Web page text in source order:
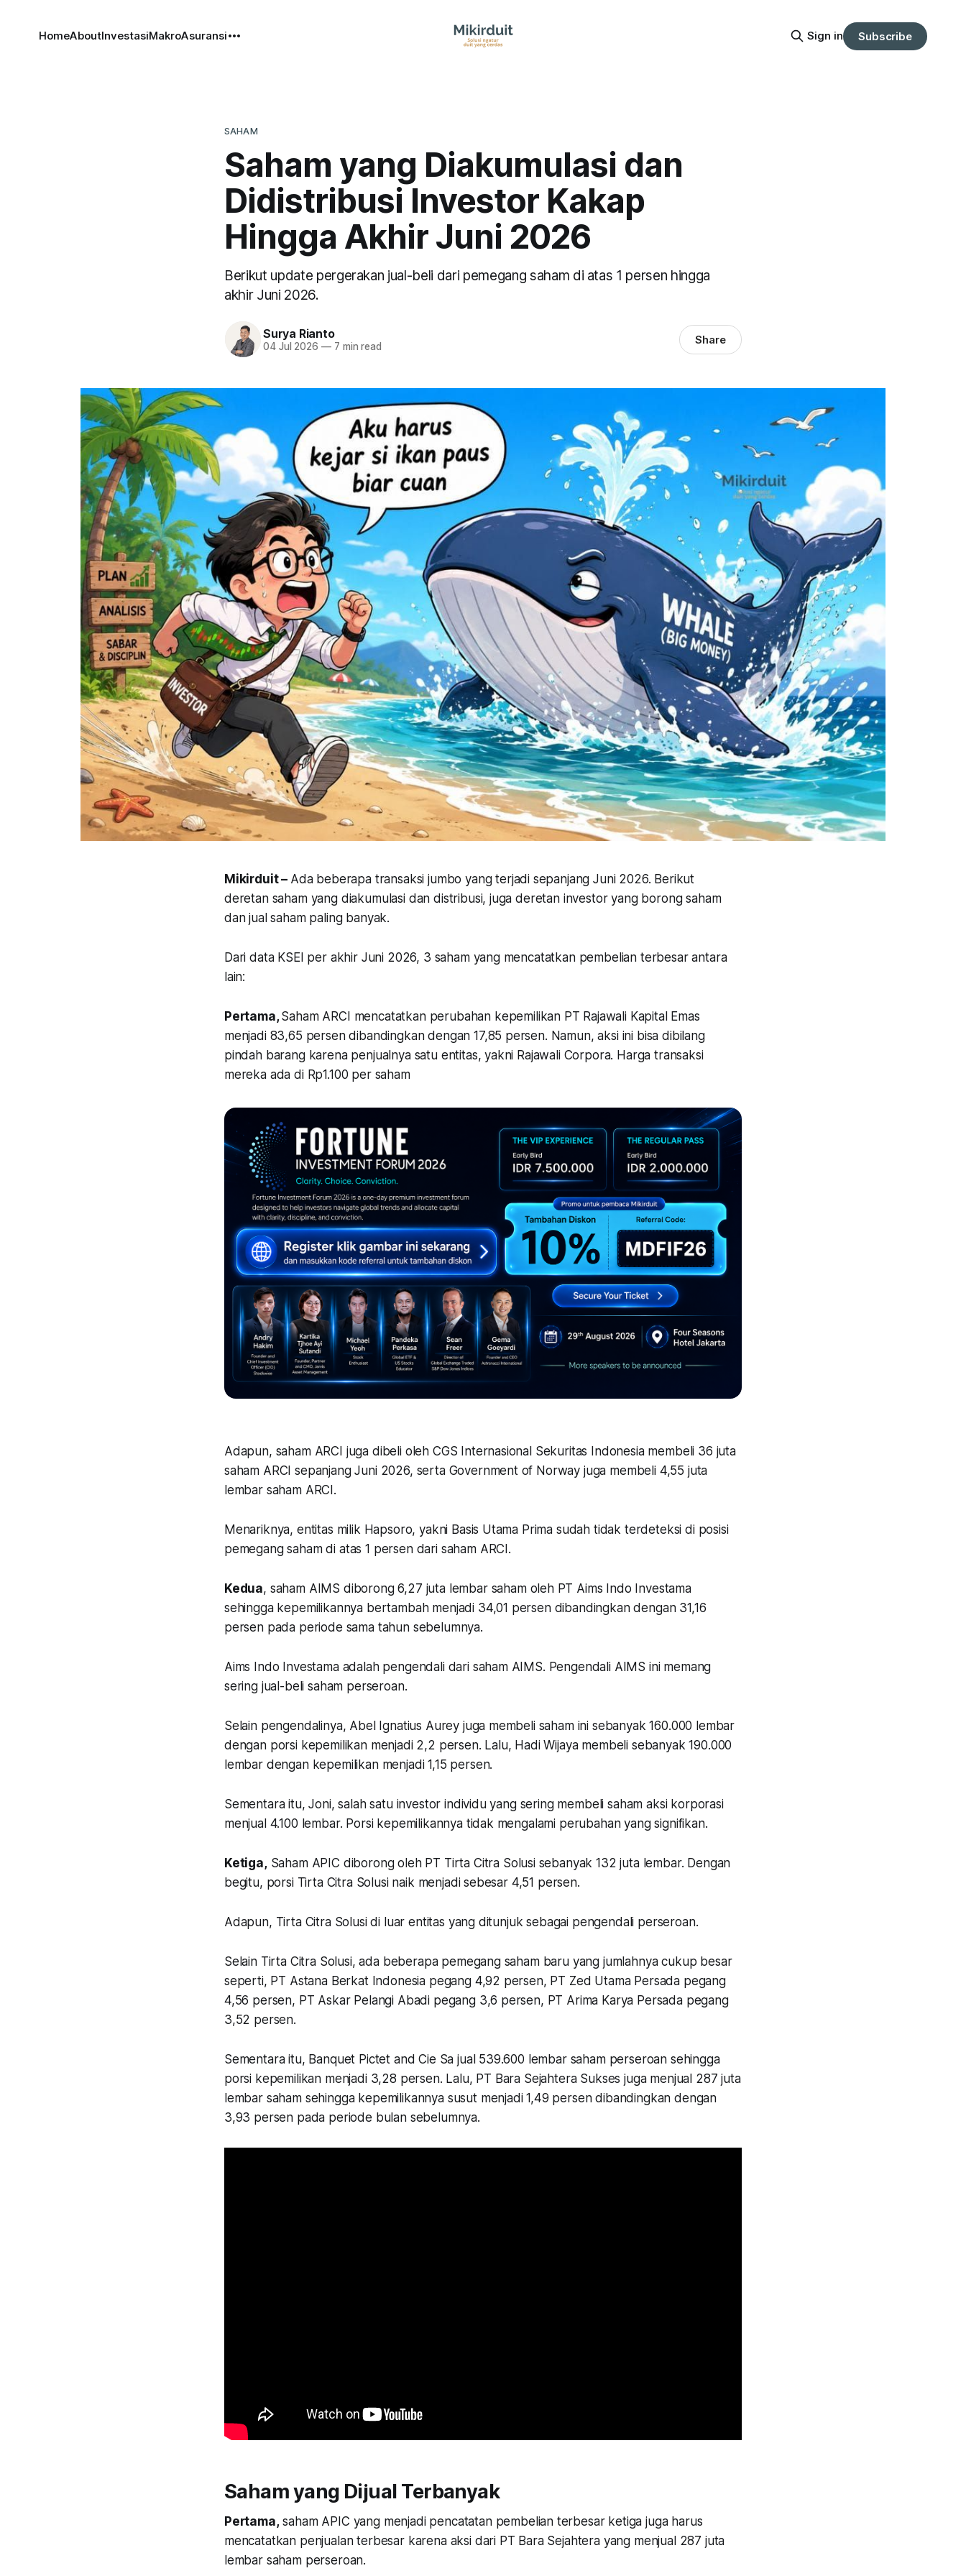
HomeAboutInvestasiMakroAsuransi Sign in Subscribe
SAHAM
Saham yang Diakumulasi dan
Didistribusi Investor Kakap
Hingga Akhir Juni 2026
Berikut update pergerakan jual-beli dari pemegang saham di atas 1 persen hingga
akhir Juni 2026.
Surya Rianto
04 Jul 2026 —7 min read Share
Mikirduit – Ada beberapa transaksi jumbo yang terjadi sepanjang Juni 2026. Berikut
deretan saham yang diakumulasi dan distribusi, juga deretan investor yang borong saham
dan jual saham paling banyak.
Dari data KSEI per akhir Juni 2026, 3 saham yang mencatatkan pembelian terbesar antara
lain:
Pertama,Saham ARCI mencatatkan perubahan kepemilikan PT Rajawali Kapital Emas
menjadi 83,65 persen dibandingkan dengan 17,85 persen. Namun, aksi ini bisa dibilang
pindah barang karena penjualnya satu entitas, yakni Rajawali Corpora. Harga transaksi
mereka ada di Rp1.100 per saham
Adapun, saham ARCI juga dibeli oleh CGS Internasional Sekuritas Indonesia membeli 36 juta
saham ARCI sepanjang Juni 2026, serta Government of Norway juga membeli 4,55 juta
lembar saham ARCI.
Menariknya, entitas milik Hapsoro, yakni Basis Utama Prima sudah tidak terdeteksi di posisi
pemegang saham di atas 1 persen dari saham ARCI.
Kedua, saham AIMS diborong 6,27 juta lembar saham oleh PT Aims Indo Investama
sehingga kepemilikannya bertambah menjadi 34,01 persen dibandingkan dengan 31,16
persen pada periode sama tahun sebelumnya.
Aims Indo Investama adalah pengendali dari saham AIMS. Pengendali AIMS ini memang
sering jual-beli saham perseroan.
Selain pengendalinya, Abel Ignatius Aurey juga membeli saham ini sebanyak 160.000 lembar
dengan porsi kepemilikan menjadi 2,2 persen. Lalu, Hadi Wijaya membeli sebanyak 190.000
lembar dengan kepemilikan menjadi 1,15 persen.
Sementara itu, Joni, salah satu investor individu yang sering membeli saham aksi korporasi
menjual 4.100 lembar. Porsi kepemilikannya tidak mengalami perubahan yang signifikan.
Ketiga,Saham APIC diborong oleh PT Tirta Citra Solusi sebanyak 132 juta lembar. Dengan
begitu, porsi Tirta Citra Solusi naik menjadi sebesar 4,51 persen.
Adapun, Tirta Citra Solusi di luar entitas yang ditunjuk sebagai pengendali perseroan.
Selain Tirta Citra Solusi, ada beberapa pemegang saham baru yang jumlahnya cukup besar
seperti, PT Astana Berkat Indonesia pegang 4,92 persen, PT Zed Utama Persada pegang
4,56 persen, PT Askar Pelangi Abadi pegang 3,6 persen, PT Arima Karya Persada pegang
3,52 persen.
Sementara itu, Banquet Pictet and Cie Sa jual 539.600 lembar saham perseroan sehingga
porsi kepemilikan menjadi 3,28 persen. Lalu, PT Bara Sejahtera Sukses juga menjual 287 juta
lembar saham sehingga kepemilikannya susut menjadi 1,49 persen dibandingkan dengan
3,93 persen pada periode bulan sebelumnya.
Saham yang Dijual Terbanyak
Pertama,saham APIC yang menjadi pencatatan pembelian terbesar ketiga juga harus
mencatatkan penjualan terbesar karena aksi dari PT Bara Sejahtera yang menjual 287 juta
lembar saham perseroan.